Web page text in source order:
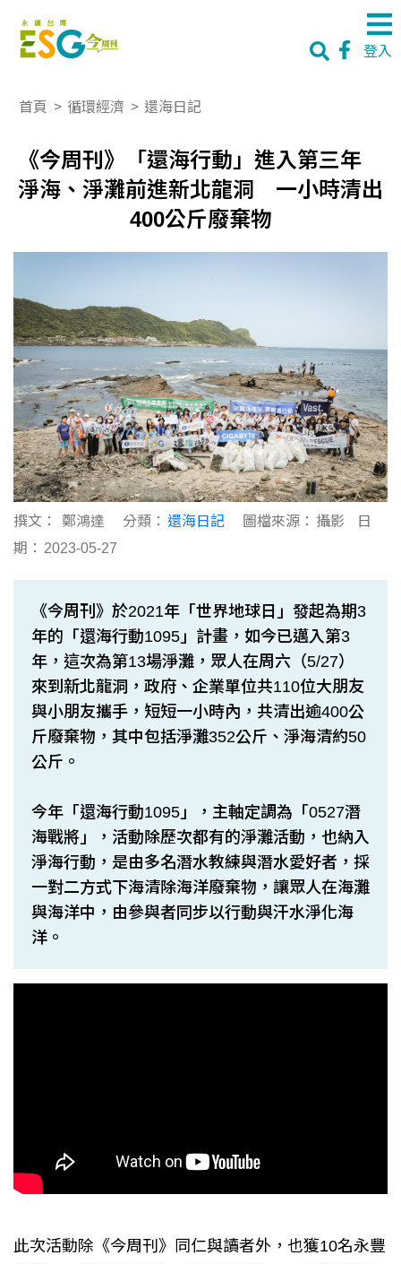
登入
首頁 > 循環經濟 > 還海日記
《今周刊》「還海行動」進入第三年
淨海、淨灘前進新北龍洞 一小時清出
400公斤廢棄物
撰文： 鄭鴻達 分類： 還海日記 圖檔來源： 攝影
日
期： 2023-05-27
《今周刊》於2021年「世界地球日」發起為期3
年的「還海行動1095」計畫，如今已邁入第3
年，這次為第13場淨灘，眾人在周六（5/27）
來到新北龍洞，政府、企業單位共110位大朋友
與小朋友攜手，短短一小時內，共清出逾400公
斤廢棄物，其中包括淨灘352公斤、淨海清約50
公斤。
今年「還海行動1095」，主軸定調為「0527潛
海戰將」，活動除歷次都有的淨灘活動，也納入
淨海行動，是由多名潛水教練與潛水愛好者，採
一對二方式下海清除海洋廢棄物，讓眾人在海灘
與海洋中，由參與者同步以行動與汗水淨化海
洋。
此次活動除《今周刊》同仁與讀者外，也獲10名永豐